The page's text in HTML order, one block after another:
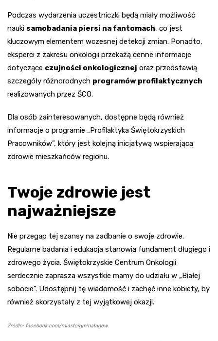
Podczas wydarzenia uczestniczki będą miały możliwość
nauki samobadania piersi na fantomach, co jest
kluczowym elementem wczesnej detekcji zmian. Ponadto,
eksperci z zakresu onkologii przekażą cenne informacje
dotyczące czujności onkologicznej oraz przedstawią
szczegóły różnorodnych programów profilaktycznych
realizowanych przez ŚCO.
Dla osób zainteresowanych, dostępne będą również
informacje o programie „Profilaktyka Świętokrzyskich
Pracowników”, który jest kolejną inicjatywą wspierającą
zdrowie mieszkańców regionu.
Twoje zdrowie jest
najważniejsze
Nie przegap tej szansy na zadbanie o swoje zdrowie.
Regularne badania i edukacja stanowią fundament długiego i
zdrowego życia. Świętokrzyskie Centrum Onkologii
serdecznie zaprasza wszystkie mamy do udziału w „Białej
sobocie”. Udostępnij tę wiadomość i zachęć inne kobiety, by
również skorzystały z tej wyjątkowej okazji.
Źródło: facebook.com/miastoigminalagow